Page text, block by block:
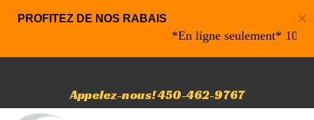
×
PROFITEZ DE NOS RABAIS
*En ligne seulement* 10% de
Appelez-nous! 450-462-9767